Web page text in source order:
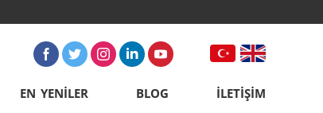
EN YENİLER BLOG İLETİŞİM